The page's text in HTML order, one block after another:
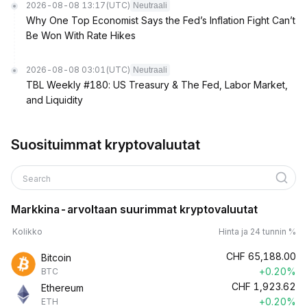
2026-08-08 13:17 (UTC) Neutraali
Why One Top Economist Says the Fed’s Inflation Fight Can’t
Be Won With Rate Hikes
2026-08-08 03:01 (UTC) Neutraali
TBL Weekly #180: US Treasury & The Fed, Labor Market,
and Liquidity
Suosituimmat kryptovaluutat
Search
Markkina-arvoltaan suurimmat kryptovaluutat
Kolikko Hinta ja 24 tunnin %
Bitcoin
BTC
CHF 65,188.00
+0.20%
Ethereum
ETH
CHF 1,923.62
+0.20%